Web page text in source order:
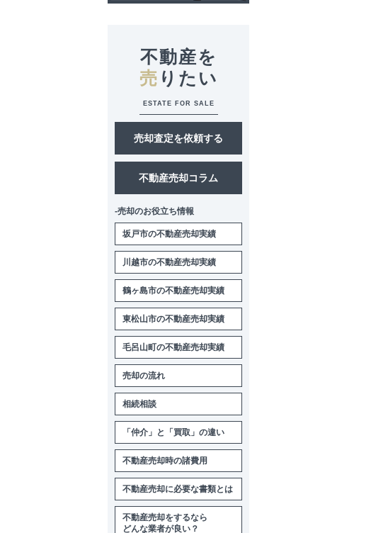
不動産を
売 りたい
ESTATE FOR SALE
売却査定を依頼する
不動産売却コラム
-売却のお役立ち情報
坂戸市の不動産売却実績
川越市の不動産売却実績
鶴ヶ島市の不動産売却実績
東松山市の不動産売却実績
毛呂山町の不動産売却実績
売却の流れ
相続相談
「仲介」と「買取」の違い
不動産売却時の諸費用
不動産売却に必要な書類とは
不動産売却をするなら
どんな業者が良い？